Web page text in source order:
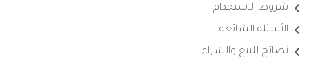
شروط الاستخدام
الأسئلة الشائعة
نصائح للبيع والشراء